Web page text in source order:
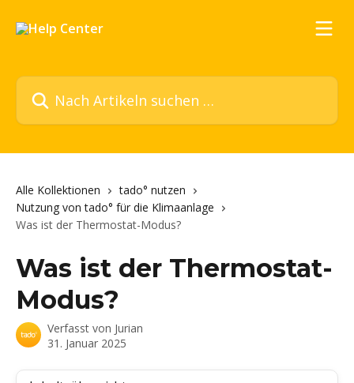
Nach Artikeln suchen …
Alle Kollektionen
tado° nutzen
Nutzung von tado° für die Klimaanlage
Was ist der Thermostat-Modus?
Was ist der Thermostat-
Modus?
Verfasst von Jurian
31. Januar 2025